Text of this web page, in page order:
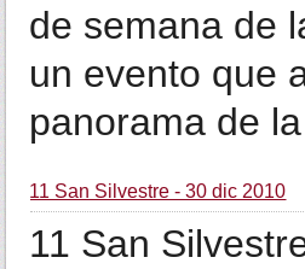
de semana de
un evento que
panorama de
11 San Silvestre - 30 dic 2010
11 San